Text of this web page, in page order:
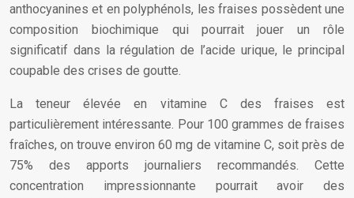
anthocyanines et en polyphénols, les fraises possèdent une
composition biochimique qui pourrait jouer un rôle
significatif dans la régulation de l’acide urique, le principal
coupable des crises de goutte.
La teneur élevée en vitamine C des fraises est
particulièrement intéressante. Pour 100 grammes de fraises
fraîches, on trouve environ 60 mg de vitamine C, soit près de
75% des apports journaliers recommandés. Cette
concentration impressionnante pourrait avoir des